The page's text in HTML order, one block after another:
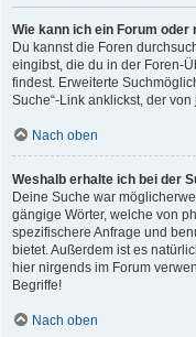
Wie kann ich ein Forum
Du kannst die Foren
eingibst, die du in der Foren-
findest. Erweiterte
Suche“-Link anklickst, der
Nach oben
Weshalb erhalte ich bei der
Deine Suche war
gängige Wörter, welche von
spezifischere Anfrage und
bietet. Außerdem ist es
hier nirgends im Forum
Begriffe!
Nach oben